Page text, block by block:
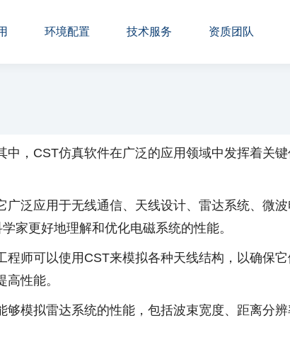
环境配置 技术服务 资质团队
，CST仿真软件在广泛的应用领域中发挥着关
泛应用于无线通信、天线设计、雷达系统、微
家更好地理解和优化电磁系统的性能。
师可以使用CST来模拟各种天线结构，以确保它
性能。
模拟雷达系统的性能，包括波束宽度、距离分